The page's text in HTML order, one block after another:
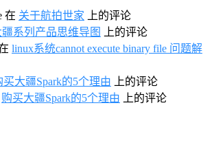
在 关于航拍世家 上的评论
系列产品思维导图
上的评论
linux系统cannot execute binary file 问题解
买大疆Spark的5个理由 上的评论
购买大疆Spark的5个理由 上的评论